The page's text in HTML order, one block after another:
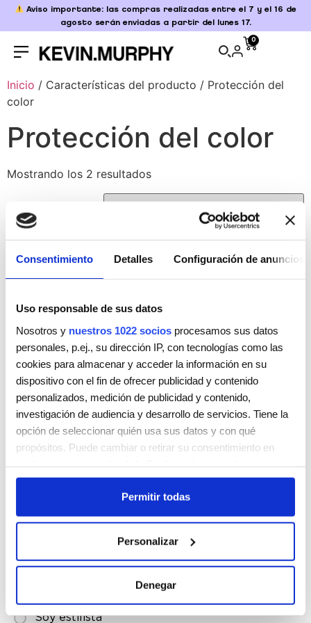
Consentimiento Detalles Configuración de anuncios
Uso responsable de sus datos
Nosotros y nuestros 1022 socios procesamos sus datos
personales, p.ej., su dirección IP, con tecnologías como las
cookies para almacenar y acceder la información en su
dispositivo con el fin de ofrecer publicidad y contenido
personalizados, medición de publicidad y contenido,
investigación de audiencia y desarrollo de servicios. Tiene la
opción de seleccionar quién usa sus datos y con qué
propósitos. Puede cambiar o retirar su consentimiento en
clicando en el Menú de consentimiento.
Si lo permite, también quisiéramos:
que puede tener una precisión de varios metros
Identificar su dispositivo analizándolo activamente
para buscar características específicas (huellas
Obtenga más información sobre cómo se procesan sus
Permitir todas
Personalizar
Denegar
Aviso importante: las compras realizadas entre el 7 y el 16 de
agosto serán enviadas a partir del lunes 17.
0
Inicio / Características del producto / Protección del
color
Protección del color
Mostrando los 2 resultados
ACONDICIONADOR
REPAIR-ME.RINSE
Valorado
con
de 5
7,20 €
Seleccionar opciones
FULL.AGAIN
33,00€
Seleccionar opciones
Suscríbete a nuestra Newsletter
Soy estilista